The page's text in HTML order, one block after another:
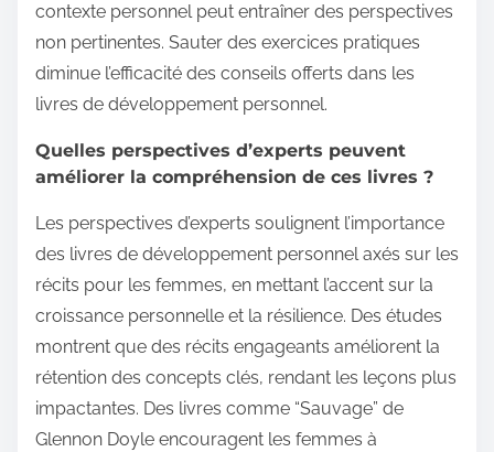
contexte personnel peut entraîner des perspectives
non pertinentes. Sauter des exercices pratiques
diminue l’efficacité des conseils offerts dans les
livres de développement personnel.
Quelles perspectives d’experts peuvent
améliorer la compréhension de ces livres ?
Les perspectives d’experts soulignent l’importance
des livres de développement personnel axés sur les
récits pour les femmes, en mettant l’accent sur la
croissance personnelle et la résilience. Des études
montrent que des récits engageants améliorent la
rétention des concepts clés, rendant les leçons plus
impactantes. Des livres comme “Sauvage” de
Glennon Doyle encouragent les femmes à